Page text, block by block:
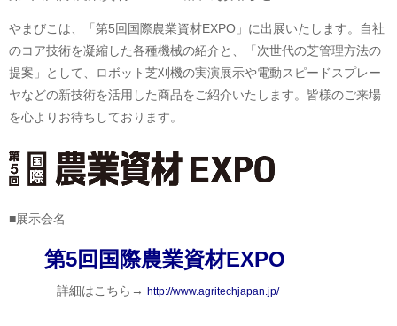
やまびこは、「第5回国際農業資材EXPO 」に出展いたします。自社
のコア技術を凝縮した各種機械の紹介と、「次世代の芝管理方法の
提案」として、ロボット芝刈機の実演展示や電動スピードスプレー
ヤなどの新技術を活用した商品をご紹介いたします。皆様のご来場
を心よりお待ちしております。
■展示会名
第5回国際農業資材EXPO
詳細はこちら→ http://www.agritechjapan.jp/